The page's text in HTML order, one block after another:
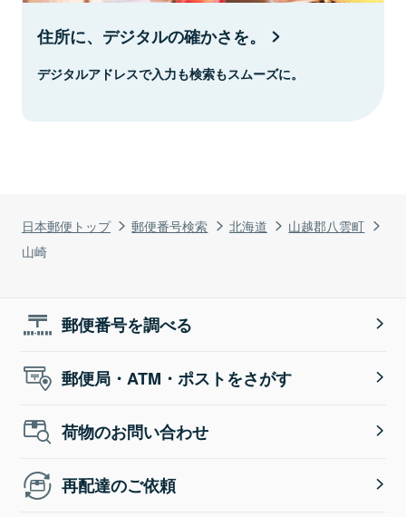
日本郵便トップ 郵便番号検索 北海道
山越郡八雲町
山崎
住所に、デジタルの確かさを。
デジタルアドレスで入力も検索もスムーズに。
郵便番号を調べる
郵便局・ATM・ポストをさがす
荷物のお問い合わせ
再配達のご依頼